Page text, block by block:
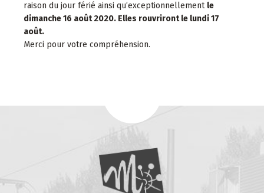
raison du jour férié ainsi qu’exceptionnellement le
dimanche 16 août 2020. Elles rouvriront le lundi 17
août.
Merci pour votre compréhension.